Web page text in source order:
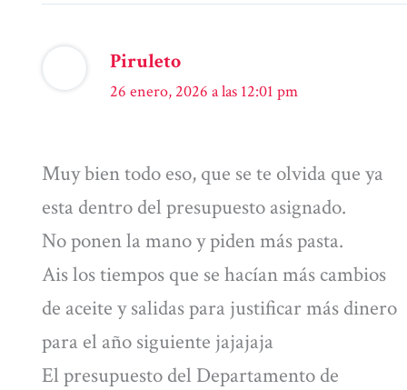
Piruleto
26 enero, 2026 a las 12:01 pm
Muy bien todo eso, que se te olvida que ya
esta dentro del presupuesto asignado.
No ponen la mano y piden más pasta.
Ais los tiempos que se hacían más cambios
de aceite y salidas para justificar más dinero
para el año siguiente jajajaja
El presupuesto del Departamento de